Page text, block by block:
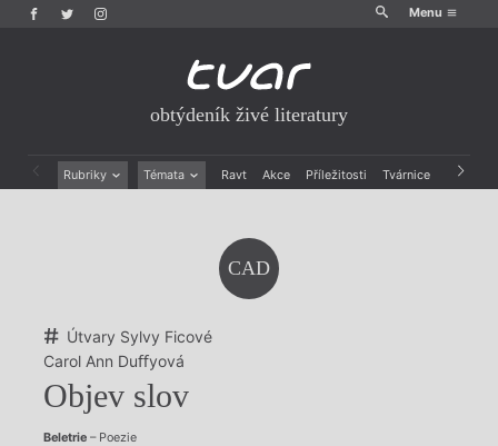
Menu
obtýdeník živé literatury
Rubriky Témata Ravt Akce Příležitosti Tvárnice Archiv
Rozhovory
Dokument
Výroční ceny
CAD
Útvary Sylvy Ficové
Carol Ann Duﬀyová
Objev slov
Beletrie– Poezie